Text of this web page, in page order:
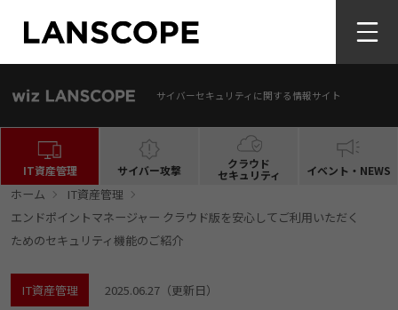
サイバーセキュリティに関する情報サイト
IT資産管理 サイバー攻撃 クラウド
セキュリティ イベント・NEWS
ホーム
IT資産管理
エンドポイントマネージャー クラウド版を安心してご利用いただく
ためのセキュリティ機能のご紹介
IT資産管理 2025.06.27（更新日）